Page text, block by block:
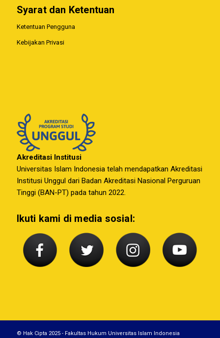
Syarat dan Ketentuan
Ketentuan Pengguna
Kebijakan Privasi
Akreditasi Institusi
Universitas Islam Indonesia telah mendapatkan Akreditasi
Institusi Unggul dari Badan Akreditasi Nasional Perguruan
Tinggi (BAN-PT) pada tahun 2022.
Ikuti kami di media sosial:
© Hak Cipta 2025 - Fakultas Hukum Universitas Islam Indonesia